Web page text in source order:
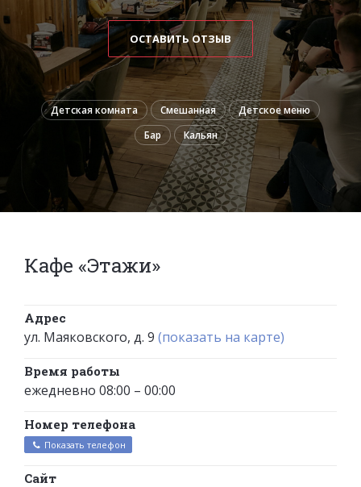
ОСТАВИТЬ ОТЗЫВ
Детская комната Смешанная
Детское меню
Бар
Кальян
Кафе «Этажи»
Адрес
ул. Маяковского, д. 9 (показать на карте)
Время работы
ежедневно 08:00 – 00:00
Номер телефона
Показать телефон
Сайт